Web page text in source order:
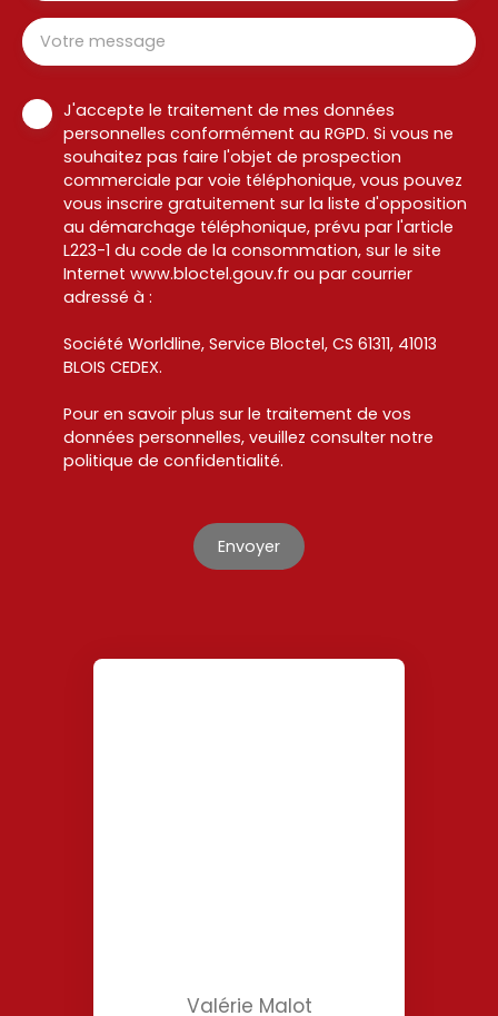
Votre message
J'accepte le traitement de mes données
personnelles conformément au RGPD. Si vous ne
souhaitez pas faire l'objet de prospection
commerciale par voie téléphonique, vous pouvez
vous inscrire gratuitement sur la liste d'opposition
au démarchage téléphonique, prévu par l'article
L223-1 du code de la consommation, sur le site
Internet www.bloctel.gouv.fr ou par courrier
adressé à :
Société Worldline, Service Bloctel, CS 61311, 41013
BLOIS CEDEX.
Pour en savoir plus sur le traitement de vos
données personnelles, veuillez consulter notre
politique de confidentialité.
Envoyer
Valérie Malot